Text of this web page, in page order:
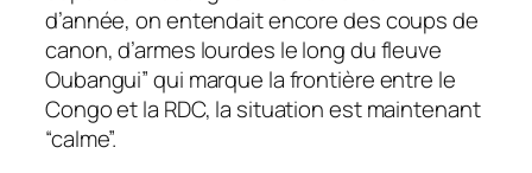
d’année, on entendait encore des coups de
canon, d’armes lourdes le long du fleuve
Oubangui” qui marque la frontière entre le
Congo et la RDC, la situation est maintenant
“calme”.